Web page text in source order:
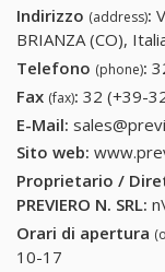
Indirizzo (address):
BRIANZA (CO),
Telefono (phone):
Fax (fax): 32 (+39-
E-Mail:
Sito web:
Proprietario /
PREVIERO N. SRL:
Orari di apertura
10-17